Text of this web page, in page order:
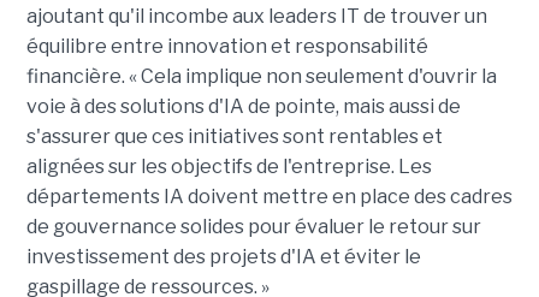
ajoutant qu'il incombe aux leaders IT de trouver un
équilibre entre innovation et responsabilité
financière. « Cela implique non seulement d'ouvrir la
voie à des solutions d'IA de pointe, mais aussi de
s'assurer que ces initiatives sont rentables et
alignées sur les objectifs de l'entreprise. Les
départements IA doivent mettre en place des cadres
de gouvernance solides pour évaluer le retour sur
investissement des projets d'IA et éviter le
gaspillage de ressources. »